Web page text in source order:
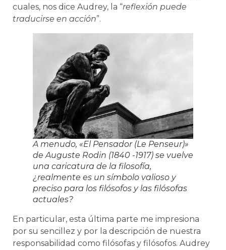
cuales, nos dice Audrey, la “reflexión puede
traducirse en acción”.
A menudo, «El Pensador (Le Penseur)»
de Auguste Rodin (1840 -1917) se vuelve
una caricatura de la filosofía,
¿realmente es un símbolo valioso y
preciso para los filósofos y las filósofas
actuales?
En particular, esta última parte me impresiona
por su sencillez y por la descripción de nuestra
responsabilidad como filósofas y filósofos. Audrey